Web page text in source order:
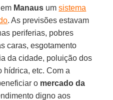
Manaus umsistema
. As previsões estavam
periferias, pobres
caras, esgotamento
da cidade, poluição dos
hídrica, etc. Com a
o mercado da
digno aos